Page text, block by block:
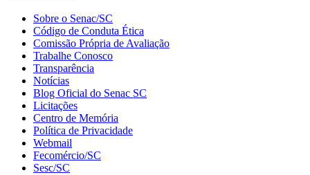
Sobre o Senac/SC
Código de Conduta Ética
Comissão Própria de Avaliação
Trabalhe Conosco
Transparência
Notícias
Blog Oficial do Senac SC
Licitações
Centro de Memória
Política de Privacidade
Webmail
Fecomércio/SC
Sesc/SC